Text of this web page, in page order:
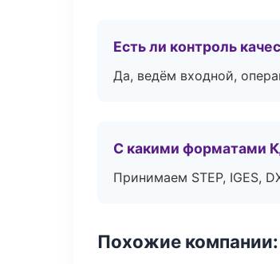
Есть ли контроль
Да, ведём входной,
С какими форматами
Принимаем STEP, IGES,
Похожие компании: